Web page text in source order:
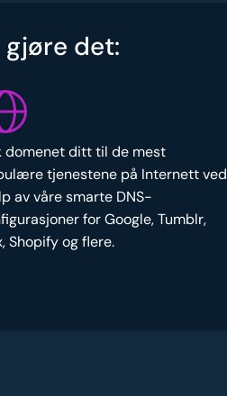
det:
domenet ditt til de mest
tjenestene på Internett ved
av våre smarte DNS-
for Google, Tumblr,
Shopify og flere.